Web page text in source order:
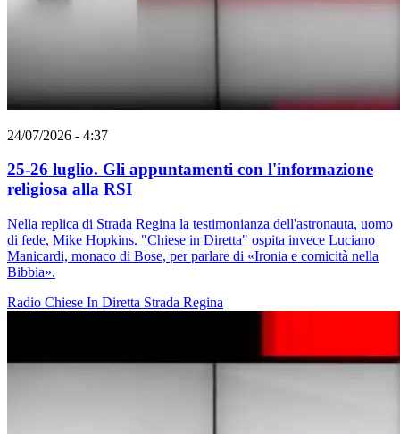
24/07/2026 - 4:37
25-26 luglio. Gli appuntamenti con l'informazione
religiosa alla RSI
Nella replica di Strada Regina la testimonianza dell'astronauta, uomo
di fede, Mike Hopkins. "Chiese in Diretta" ospita invece Luciano
Manicardi, monaco di Bose, per parlare di «Ironia e comicità nella
Bibbia».
Radio Chiese In Diretta Strada Regina